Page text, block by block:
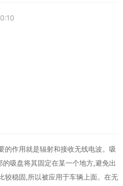
的作用就是辐射和接收无线电波。吸
吸盘将其固定在某一个地方,避免出
较稳固,所以被应用于车辆上面。在无